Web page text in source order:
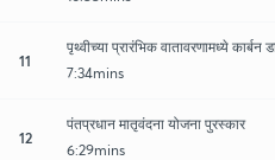
11
पृथ्वीच्या प्रारंभिक वातावरणामध्ये कार्बन
7:34mins
12
पंतप्रधान मातृवंदना योजना पुरस्कार
6:29mins